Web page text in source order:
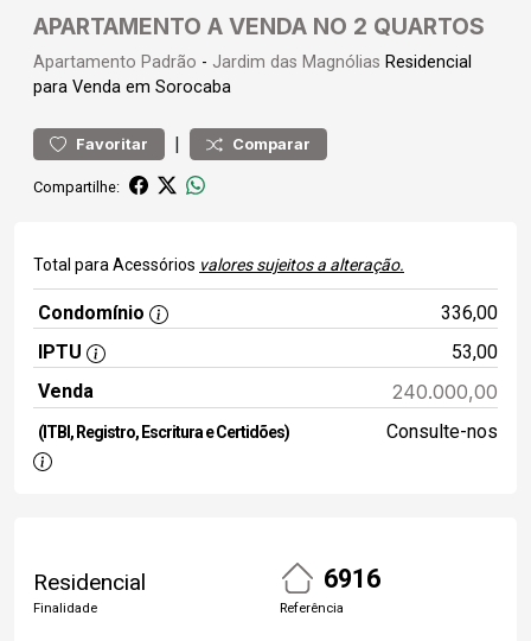
APARTAMENTO A VENDA NO 2 QUARTOS
Apartamento Padrão - Jardim das Magnólias Residencial
para Venda em Sorocaba
Favoritar | Comparar
Compartilhe:
Total para Acessórios valores sujeitos a alteração.
Condomínio
336,00
IPTU
53,00
Venda
240.000,00
(ITBI, Registro, Escritura e Certidões) Consulte-nos
Residencial
Finalidade
6916
Referência